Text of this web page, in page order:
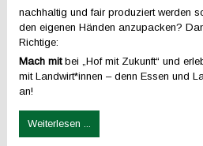
nachhaltig und fair produziert werden
den eigenen Händen anzupacken?
Richtige:
Mach mitbei „Hof mit Zukunft“ und
mit Landwirt*innen – denn Essen und
an!
Weiterlesen ...